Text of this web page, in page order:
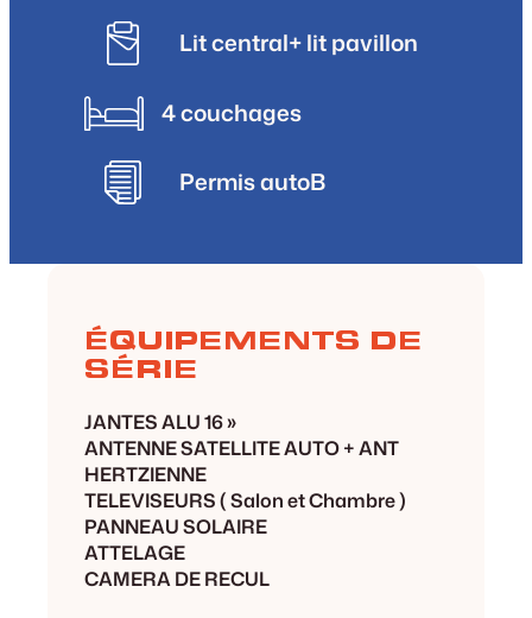
Lit central+ lit pavillon
4 couchages
Permis autoB
ÉQUIPEMENTS DE
SÉRIE
JANTES ALU 16 »
ANTENNE SATELLITE AUTO + ANT
HERTZIENNE
TELEVISEURS ( Salon et Chambre )
PANNEAU SOLAIRE
ATTELAGE
CAMERA DE RECUL